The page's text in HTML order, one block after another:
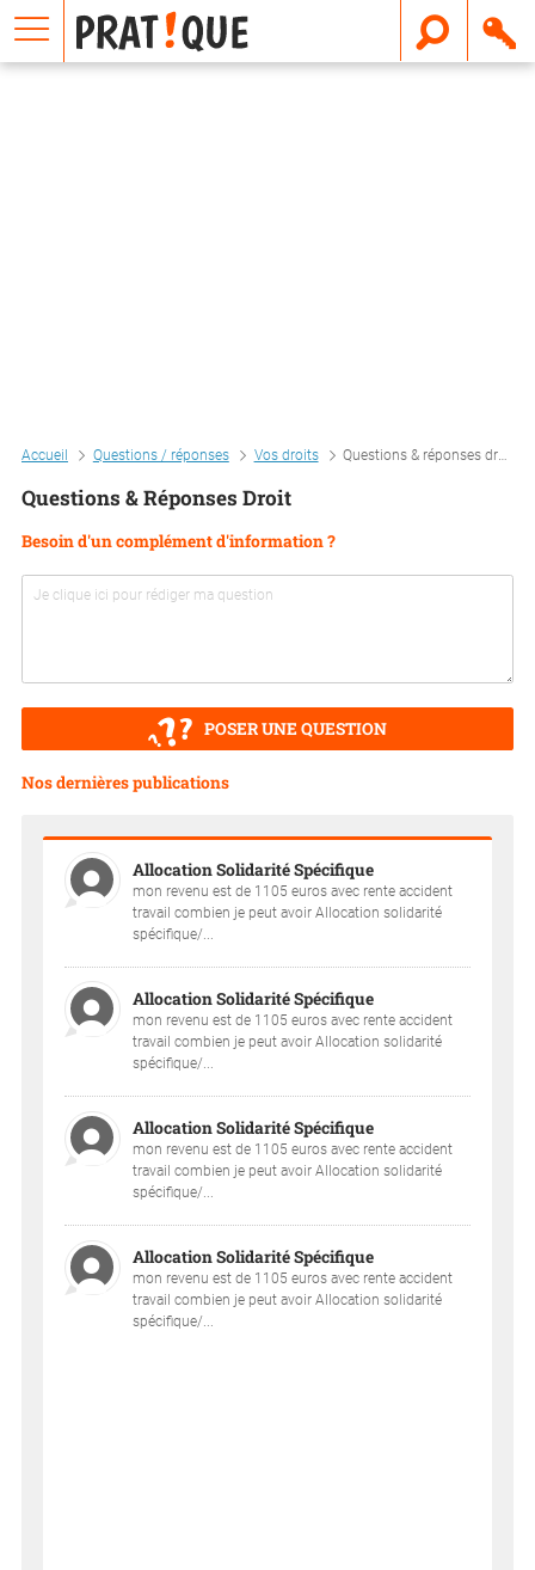
Accueil Questions / réponses Vos droits Questions & réponses droit
Questions & Réponses Droit
Besoin d'un complément d'information ?
POSER UNE QUESTION
Nos dernières publications
Allocation Solidarité Spécifique
mon revenu est de 1105 euros avec rente accident
travail combien je peut avoir Allocation solidarité
spécifique/...
Allocation Solidarité Spécifique
mon revenu est de 1105 euros avec rente accident
travail combien je peut avoir Allocation solidarité
spécifique/...
Allocation Solidarité Spécifique
mon revenu est de 1105 euros avec rente accident
travail combien je peut avoir Allocation solidarité
spécifique/...
Allocation Solidarité Spécifique
mon revenu est de 1105 euros avec rente accident
travail combien je peut avoir Allocation solidarité
spécifique/...
E
m
a